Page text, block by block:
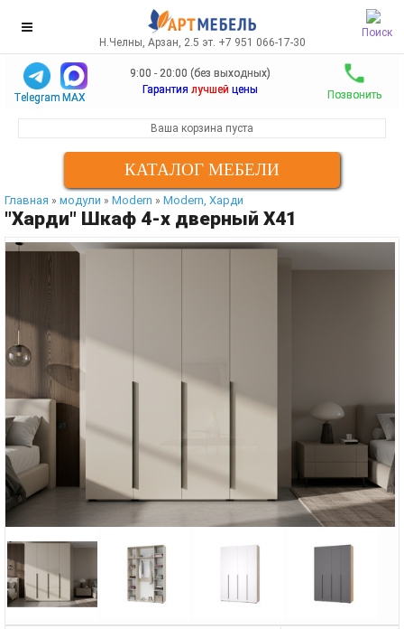
Поиск
Н.Челны, Арзан, 2.5 эт. +7 951 066-17-30
Telegram MAX
9:00 - 20:00 (без выходных)
Гарантия лучшей цены Позвонить
Ваша корзина пуста
КАТАЛОГ МЕБЕЛИ
Главная » модули » Modern » Modern, Харди
"Харди" Шкаф 4-х дверный Х41